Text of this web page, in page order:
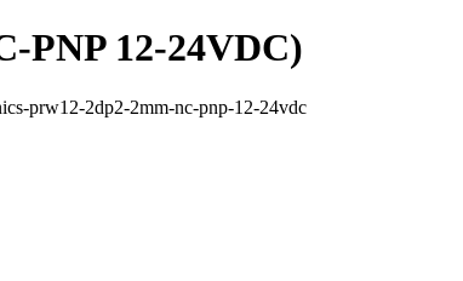
PNP 12-24VDC)
prw12-2dp2-2mm-nc-pnp-12-24vdc